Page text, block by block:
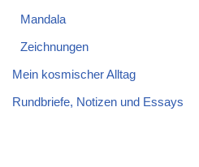
Mandala
Zeichnungen
Mein kosmischer Alltag
Rundbriefe, Notizen und Essays